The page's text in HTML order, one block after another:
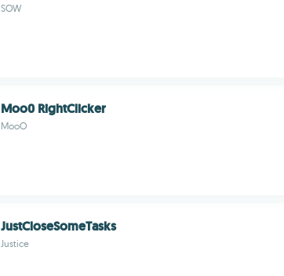
SOW
Moo0 RightClicker
MooO
JustCloseSomeTasks
Justice